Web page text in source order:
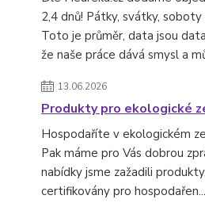
2,4 dnů! Pátky, svátky, soboty
Toto je průměr, data jsou
že naše práce dává smysl a
13.06.2026
Produkty pro ekologické
Hospodaříte v ekologickém
Pak máme pro Vás dobrou
nabídky jsme zažadili
certifikovány pro hospodařen...